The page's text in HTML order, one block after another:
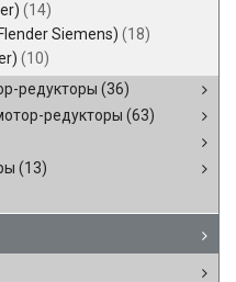
(14)
Siemens) (18)
(10)
редукторы (36)
редукторы (63)
(13)